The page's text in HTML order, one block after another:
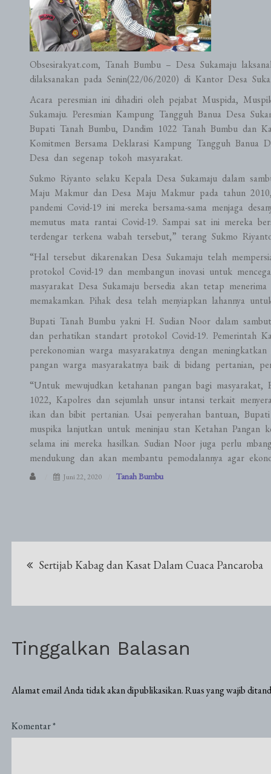
Obsesirakyat.com, Tanah Bumbu – Desa Sukamaju
dilaksanakan pada Senin(22/06/2020) di Kantor Desa
Acara peresmian ini dihadiri oleh pejabat Muspida,
Sukamaju. Peresmian Kampung Tangguh Banua Desa
Bupati Tanah Bumbu, Dandim 1022 Tanah Bumbu dan
Komitmen Bersama Deklarasi Kampung Tangguh Banua
Desa dan segenap tokoh masyarakat.
Sukmo Riyanto selaku Kepala Desa Sukamaju dalam
Maju Makmur dan Desa Maju Makmur pada tahun
pandemi Covid-19 ini mereka bersama-sama menjaga
memutus mata rantai Covid-19. Sampai sat ini mereka
terdengar terkena wabah tersebut,” terang Sukmo
“Hal tersebut dikarenakan Desa Sukamaju telah
protokol Covid-19 dan membangun inovasi untuk
masyarakat Desa Sukamaju bersedia akan tetap
memakamkan. Pihak desa telah menyiapkan lahannya
Bupati Tanah Bumbu yakni H. Sudian Noor dalam
dan perhatikan standart protokol Covid-19. Pemerintah
perekonomian warga masyarakatnya dengan
pangan warga masyarakatnya baik di bidang pertanian,
“Untuk mewujudkan ketahanan pangan bagi
1022, Kapolres dan sejumlah unsur intansi terkait
ikan dan bibit pertanian. Usai penyerahan bantuan,
muspika lanjutkan untuk meninjau stan Ketahan Pangan
selama ini mereka hasilkan. Sudian Noor juga perlu
mendukung dan akan membantu pemodalannya agar
Juni 22, 2020 Tanah Bumbu
Navigasi
Sertijab Kabag dan Kasat Dalam Cuaca Pancaroba
Tinggalkan Balasan
Alamat email Anda tidak akan dipublikasikan.Ruas yang wajib
Komentar*